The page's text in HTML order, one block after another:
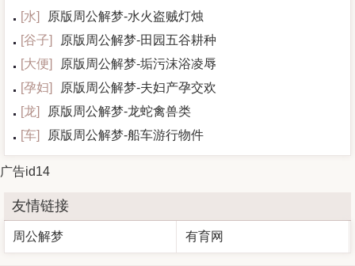
[水]
原版周公解梦-水火盗贼灯烛
[谷子]
原版周公解梦-田园五谷耕种
[大便]
原版周公解梦-垢污沫浴凌辱
[孕妇]
原版周公解梦-夫妇产孕交欢
[龙]
原版周公解梦-龙蛇禽兽类
[车] 原版周公解梦-船车游行物件
广告id14
友情链接
周公解梦 有育网